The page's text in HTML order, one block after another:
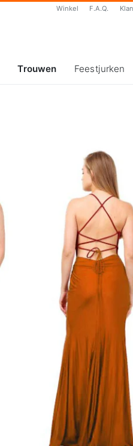
Winkel F.A.Q.
Trouwen Feestjurken